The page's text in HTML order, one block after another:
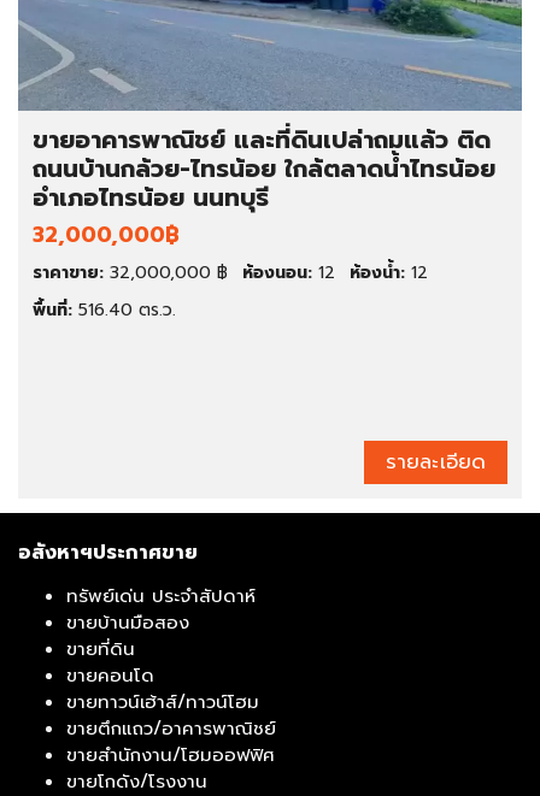
ขายอาคารพาณิชย์ และที่ดินเปล่าถมแล้ว ติด
ถนนบ้านกล้วย-ไทรน้อย ใกล้ตลาดน้ำไทรน้อย
อำเภอไทรน้อย นนทบุรี
32,000,000฿
ราคาขาย: 32,000,000 ฿ ห้องนอน: 12 ห้องน้ำ: 12
พื้นที่: 516.40 ตร.ว.
รายละเอียด
อสังหาฯประกาศขาย
ทรัพย์เด่น ประจำสัปดาห์
ขายบ้านมือสอง
ขายที่ดิน
ขายคอนโด
ขายทาวน์เฮ้าส์/ทาวน์โฮม
ขายตึกแถว/อาคารพาณิชย์
ขายสำนักงาน/โฮมออฟฟิศ
ขายโกดัง/โรงงาน